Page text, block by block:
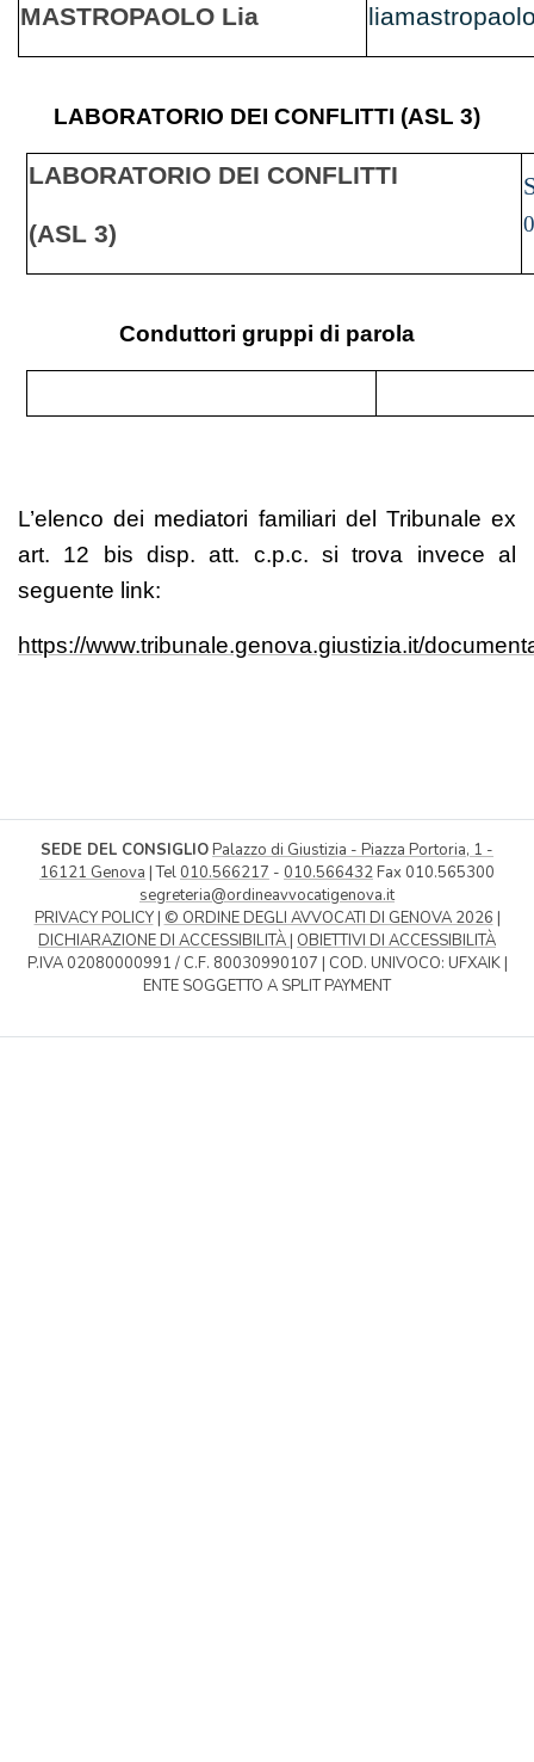
MASTROPAOLO Lia
LABORATORIO DEI CONFLITTI (ASL 3)
LABORATORIO DEI CONFLITTI
(ASL 3)
Conduttori gruppi di parola
L’elenco dei mediatori familiari del Tribunale ex
art. 12 bis disp. att. c.p.c. si trova invece al
seguente link:
https://www.tribunale.genova.giustizia.it/
SEDE DEL CONSIGLIOPalazzo di Giustizia - Piazza Portoria, 1 -
16121 Genova | Tel 010.566217 - 010.566432Fax 010.565300
segreteria@ordineavvocatigenova.it
PRIVACY POLICY| © ORDINE DEGLI AVVOCATI DI GENOVA 2026 |
DICHIARAZIONE DI ACCESSIBILITÀ| OBIETTIVI DI ACCESSIBILITÀ
P.IVA 02080000991 / C.F. 80030990107 | COD. UNIVOCO: UFXAIK |
ENTE SOGGETTO A SPLIT PAYMENT